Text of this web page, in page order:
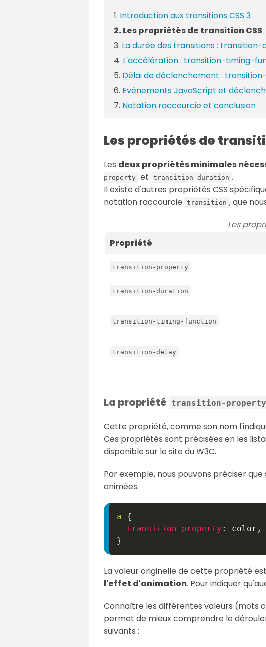
Introduction aux transitions CSS 3
Les propriétés de transition CSS
La durée des transitions :
L'accélération : transition-timing-
Délai de déclenchement :
Evénements JavaScript et
Notation raccourcie et conclusion
Les propriétés de
Les deux propriétés minimales
property
et transition-duration .
Il existe d'autres propriétés CSS
notation raccourcie
transition , que
Les
Propriété
transition-property
transition-duration
transition-timing-function
transition-delay
La propriété transition-property
Cette propriété, comme son nom
Ces propriétés sont précisées en les
disponible sur le site du W3C.
Par exemple, nous pouvons préciser
animées.
a
{
transition-property : color ,
}
La valeur originelle de cette propriété est
l'effet d'animation. Pour indiquer
Connaître les différentes valeurs (mots
permet de mieux comprendre le
suivants :